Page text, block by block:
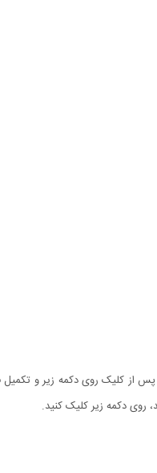
از کلیک روی دکمه زیر و تکمیل
دکمه زیر کلیک کنید.